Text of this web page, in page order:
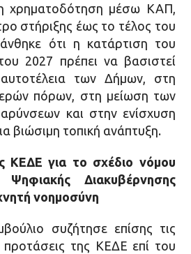
χρηματοδότηση μέσω ΚΑΠ,
στήριξης έως το τέλος του
ότι η κατάρτιση του
2027 πρέπει να βασιστεί
αυτοτέλεια των Δήμων, στη
πόρων, στη μείωση των
και στην ενίσχυση
βιώσιμη τοπική ανάπτυξη.
ΚΕΔΕ για το σχέδιο νόμου
Ψηφιακής Διακυβέρνησης
νοημοσύνη
συζήτησε επίσης τις
προτάσεις της ΚΕΔΕ επί του